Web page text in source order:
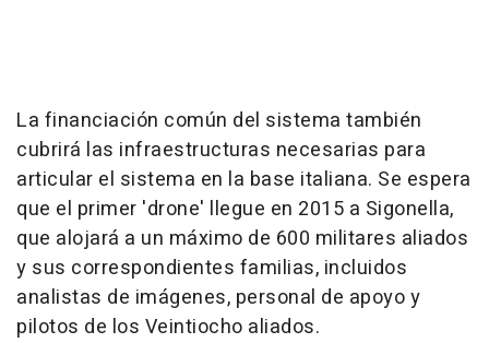
La financiación común del sistema también
cubrirá las infraestructuras necesarias para
articular el sistema en la base italiana. Se espera
que el primer 'drone' llegue en 2015 a Sigonella,
que alojará a un máximo de 600 militares aliados
y sus correspondientes familias, incluidos
analistas de imágenes, personal de apoyo y
pilotos de los Veintiocho aliados.